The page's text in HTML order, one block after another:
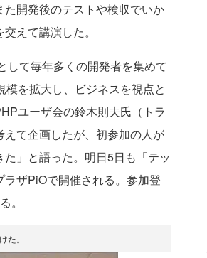
開発後のテストや検収でいか
えて講演した。
て毎年多くの開発者を集めて
を拡大し、ビジネスを視点と
ユーザ会の鈴木則夫氏（トラ
て企画したが、初参加の人が
」と語った。明日5日も「テッ
ザPiOで開催される。参加登
。
。